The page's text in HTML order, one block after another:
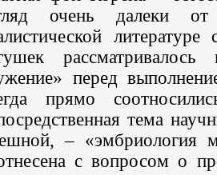
очень далеки
перед
прямо
тема
– «эмбриология
с вопросом о